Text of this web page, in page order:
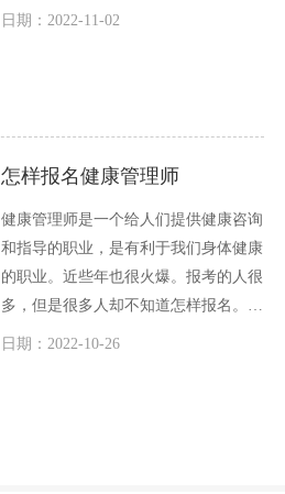
献，在实现自我价值。但是每一种职业
日期：2022-11-02
怎样报名健康管理师
健康管理师是一个给人们提供健康咨询
和指导的职业，是有利于我们身体健康
的职业。近些年也很火爆。报考的人很
多，但是很多人却不知道怎样报名。今
天小编就和大家介绍一下怎样报名健康
日期：2022-10-26